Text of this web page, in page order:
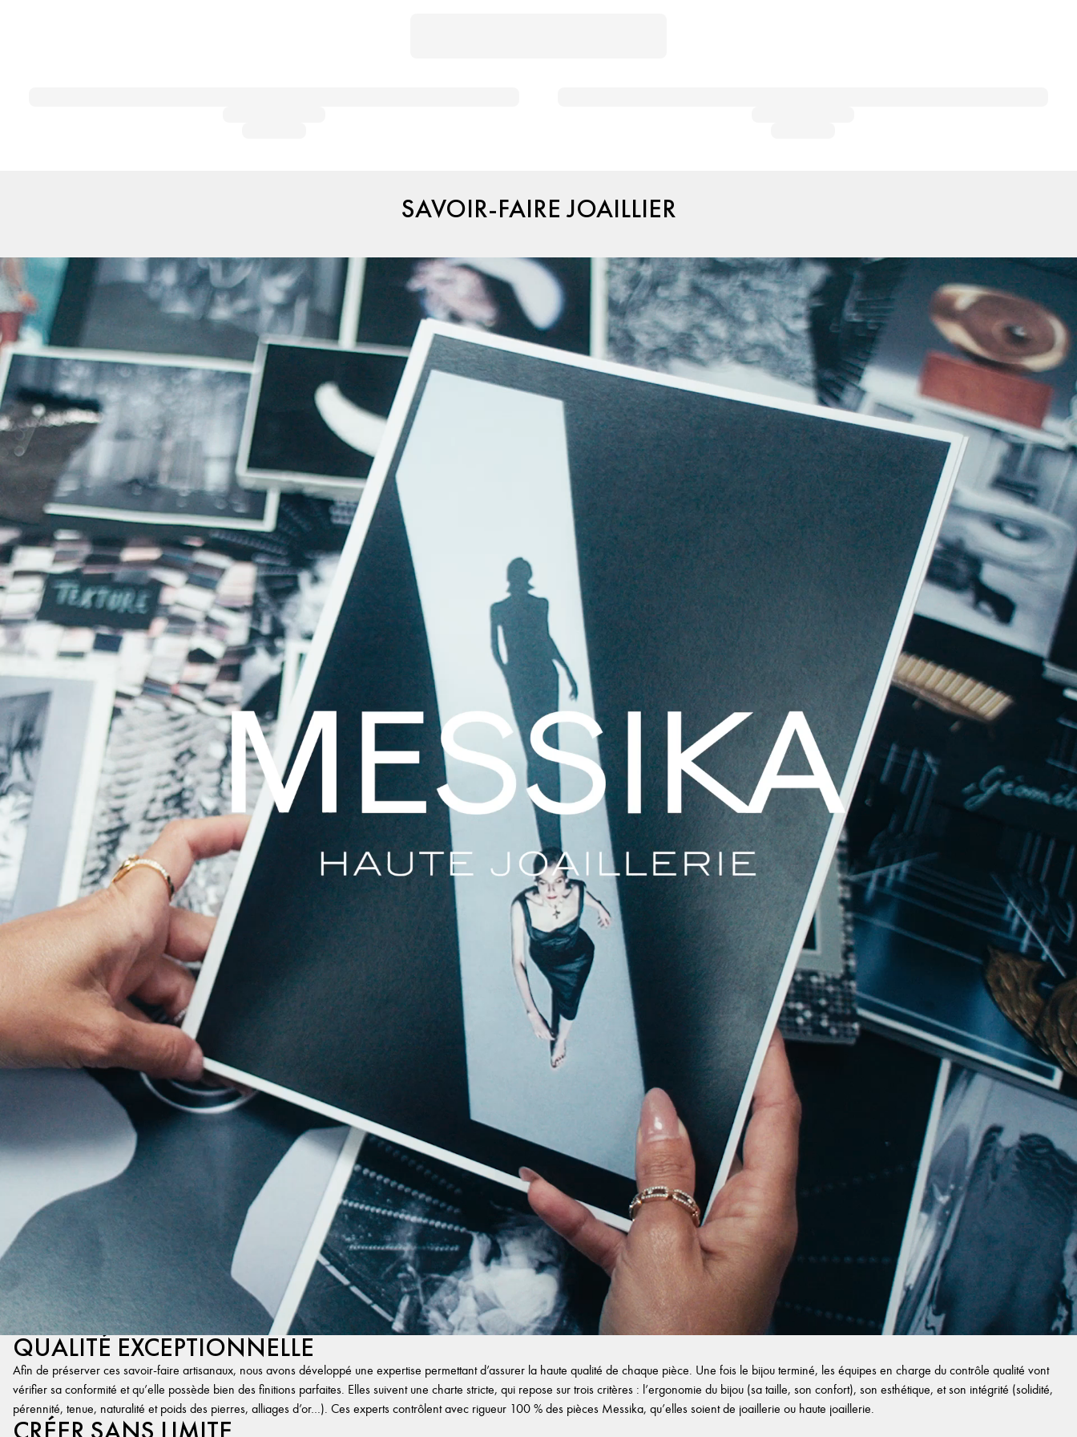
SAVOIR-FAIRE JOAILLIER
QUALITÉ EXCEPTIONNELLE
Afin de préserver ces savoir-faire artisanaux, nous avons développé une expertise permettant d’assurer la haute qualité de chaque pièce. Une fois le bijou terminé, les équipes en charge du contrôle qualité vont
vérifier sa conformité et qu’elle possède bien des finitions parfaites. Elles suivent une charte stricte, qui repose sur trois critères : l’ergonomie du bijou (sa taille, son confort), son esthétique, et son intégrité (solidité,
pérennité, tenue, naturalité et poids des pierres, alliages d’or…). Ces experts contrôlent avec rigueur 100 % des pièces Messika, qu’elles soient de joaillerie ou haute joaillerie.